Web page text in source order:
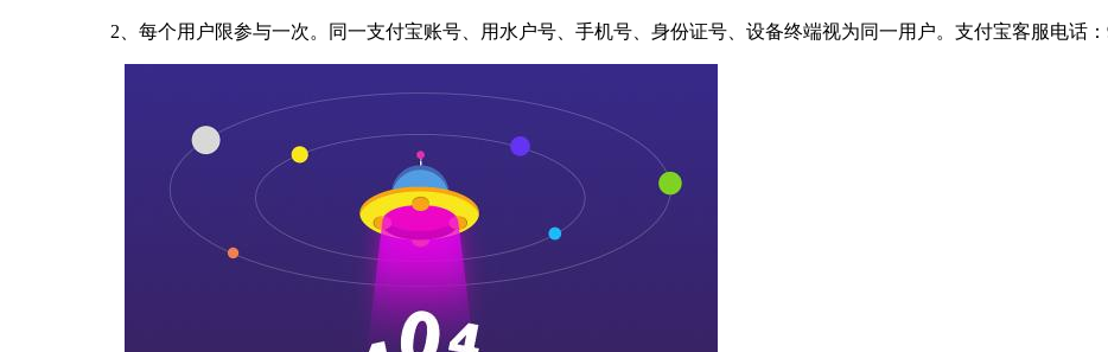
2、每个用户限参与一次。同一支付宝账号、用水户号、手机号、身份证号、设备终端视为同一用户。支付宝客服电话：